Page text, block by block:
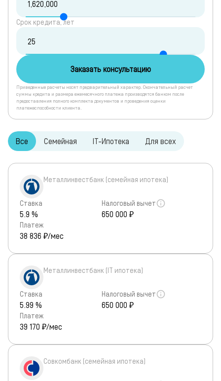
Срок кредита, лет
Заказать консультацию
Приведенные расчеты носят предварительный характер. Окончательный расчет
суммы кредита и размера ежемесячного платежа производятся банком после
предоставления полного комплекта документов и проведения оценки
платежеспособности клиента.
Все Семейная IT-Ипотека Для всех
Металлинвестбанк (семейная ипотека)
Ставка
5.9 %
Налоговый вычет
650 000 ₽
Платеж
38 836 ₽/мес
Металлинвестбанк (IT ипотека)
Ставка
5.99 %
Налоговый вычет
650 000 ₽
Платеж
39 170 ₽/мес
Совкомбанк (семейная ипотека)